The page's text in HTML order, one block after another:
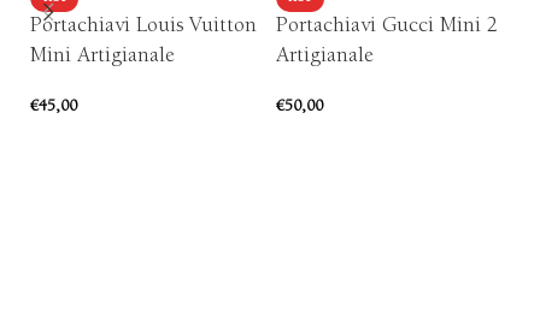
Portachiavi Louis Vuitton
Mini Artigianale
€45,00
Portachiavi Gucci Mini 2
Artigianale
€50,00